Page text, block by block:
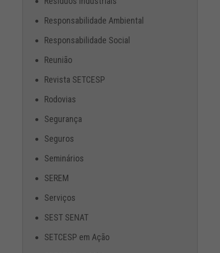
Responsabilidade Ambiental
Responsabilidade Social
Reunião
Revista SETCESP
Rodovias
Segurança
Seguros
Seminários
SEREM
Serviços
SEST SENAT
SETCESP em Ação